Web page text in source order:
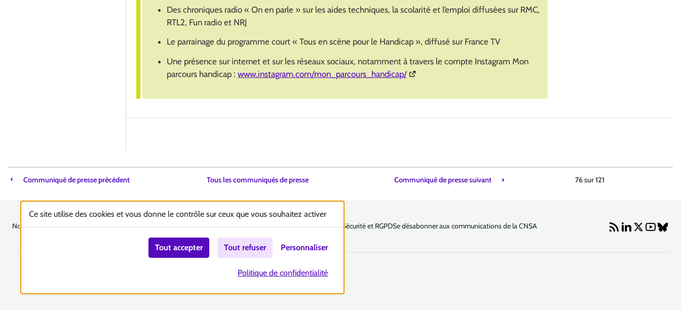
Des chroniques radio « On en parle » sur les aides techniques, la scolarité et l’emploi diffusées sur RMC,
RTL2, Fun radio et NRJ
Le parrainage du programme court « Tous en scène pour le Handicap », diffusé sur France TV
Une présence sur internet et sur les réseaux sociaux, notamment à travers le compte Instagram Mon
parcours handicap : www.instagram.com/mon_parcours_handicap/(Ouverture dans une nouvelle fenêtre)
Communiqué de presse précédent Tous les communiqués de presse Communiqué de presse suivant 76 sur121
Nous contacterAccessibilité : totalement conformePlan du siteMentions légalesPolitique et gestion des cookiesSécurité et RGPDSe désabonner aux communications de la CNSA
Ce site utilise des cookies et vous donne le contrôle sur ceux que vous souhaitez activer
Tout accepter Tout refuser Personnaliser
Politique de confidentialité